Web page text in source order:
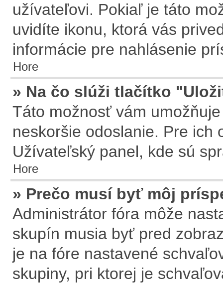
užívateľovi. Pokiaľ je táto
uvidíte ikonu, ktorá vás
informácie pre nahlásenie
Hore
» Na čo slúži tlačítko
Táto možnosť vám
neskoršie odoslanie. Pre ich
Užívateľský panel, kde sú
Hore
» Prečo musí byť môj
Administrátor fóra môže
skupín musia byť pred
je na fóre nastavené
skupiny, pri ktorej je